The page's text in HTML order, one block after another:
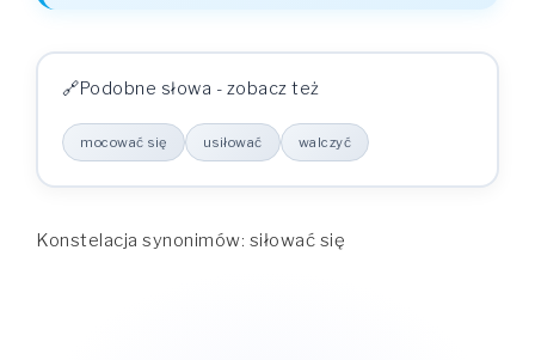
Podobne słowa - zobacz też
mocować się usiłować walczyć
Konstelacja synonimów: siłować się